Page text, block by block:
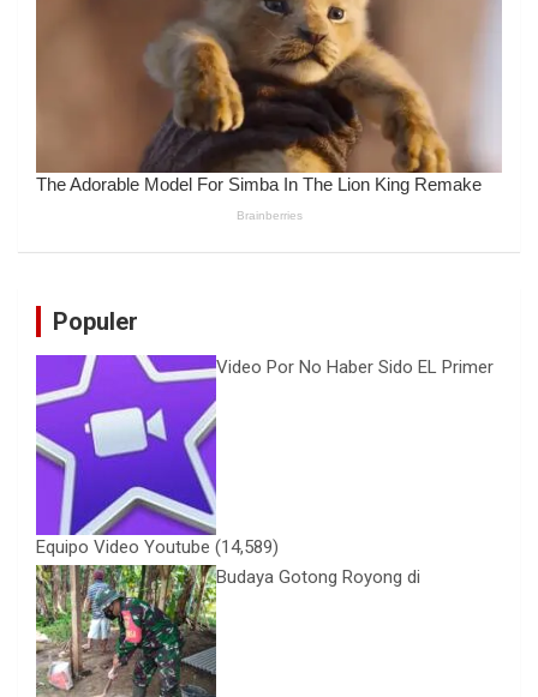
Populer
Video Por No Haber Sido EL Primer
Equipo Video Youtube (14,589)
Budaya Gotong Royong di